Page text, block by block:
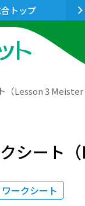
トップ
（Lesson 3
シート
ークシート